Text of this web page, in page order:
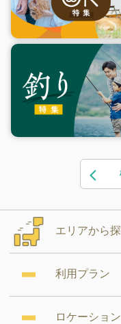
エリアから
利用プラン
ロケーション